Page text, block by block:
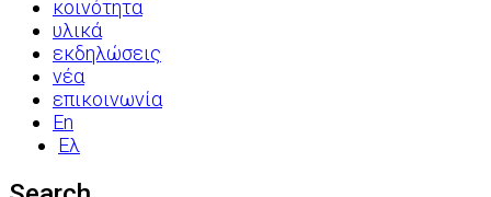
κοινότητα
υλικά
εκδηλώσεις
νέα
επικοινωνία
En
Ελ